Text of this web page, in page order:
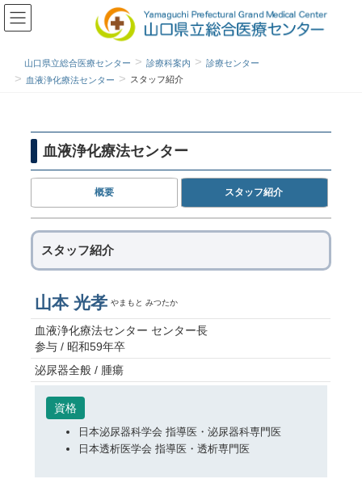
山口県立総合医療センター 診療科案内
診療センター
血液浄化療法センター
スタッフ紹介
血液浄化療法センター
概要 スタッフ紹介
スタッフ紹介
山本 光孝 やまもと みつたか
血液浄化療法センター センター長
参与 / 昭和59年卒
泌尿器全般 / 腫瘍
資格
日本泌尿器科学会 指導医・泌尿器科専門医
日本透析医学会 指導医・透析専門医